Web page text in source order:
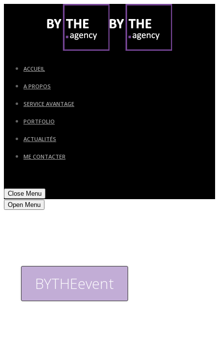
ACCUEIL
A PROPOS
SERVICE AVANTAGE
PORTFOLIO
ACTUALITÉS
ME CONTACTER
Close Menu
Open Menu
BYTHEevent